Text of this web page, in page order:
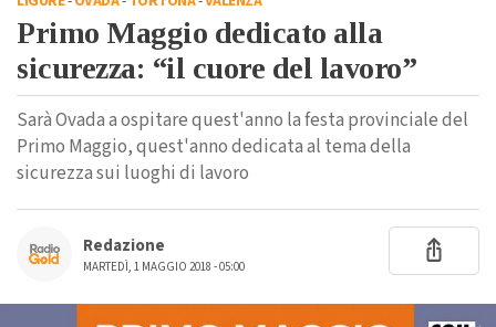
Primo Maggio dedicato alla
sicurezza: “il cuore del lavoro”
Sarà Ovada a ospitare quest'anno la festa provinciale del
Primo Maggio, quest'anno dedicata al tema della
sicurezza sui luoghi di lavoro
Redazione
MARTEDÌ, 1 MAGGIO 2018 - 05:00